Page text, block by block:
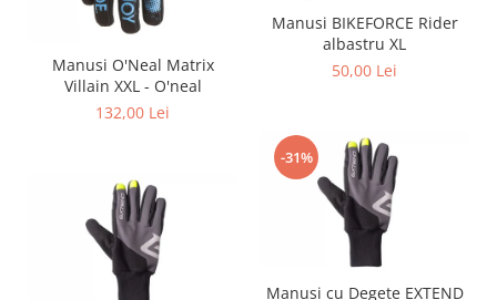
Manusi O'Neal Matrix
Villain XXL - O'neal
132,00 Lei
Manusi BIKEFORCE Rider
albastru XL
50,00 Lei
-31%
Manusi cu Degete EXTEND